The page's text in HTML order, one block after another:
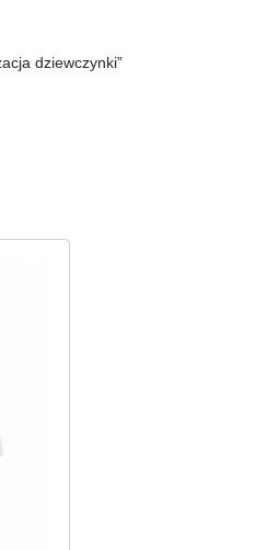
dziewczynki”